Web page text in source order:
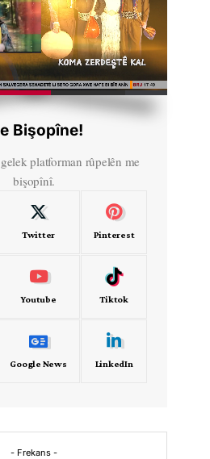
Bişopîne!
platforman rûpelên me
bişopînî.
Twitter Pinterest
Youtube Tiktok
Google News LinkedIn
- Frekans -